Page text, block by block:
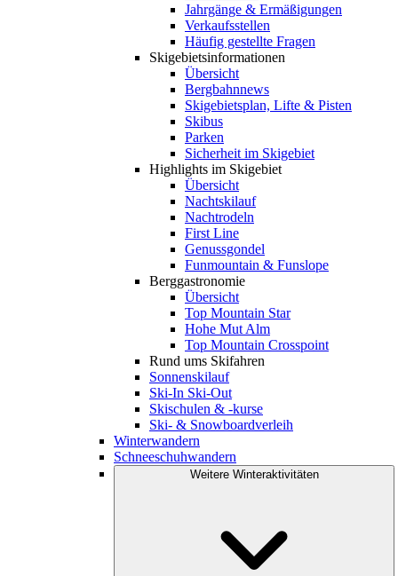
Jahrgänge & Ermäßigungen
Verkaufsstellen
Häufig gestellte Fragen
Skigebiets­informationen
Übersicht
Bergbahnnews
Skigebietsplan, Lifte & Pisten
Skibus
Parken
Sicherheit im Skigebiet
Highlights im Skigebiet
Übersicht
Nachtskilauf
Nachtrodeln
First Line
Genussgondel
Funmountain & Funslope
Berggastronomie
Übersicht
Top Mountain Star
Hohe Mut Alm
Top Mountain Crosspoint
Rund ums Skifahren
Sonnenskilauf
Ski-In Ski-Out
Skischulen & -kurse
Ski- & Snowboardverleih
Winterwandern
Schneeschuhwandern
Weitere Winteraktivitäten